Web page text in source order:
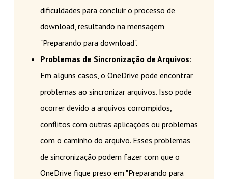
dificuldades para concluir o processo de
download, resultando na mensagem
"Preparando para download".
Problemas de Sincronização de Arquivos:
Em alguns casos, o OneDrive pode encontrar
problemas ao sincronizar arquivos. Isso pode
ocorrer devido a arquivos corrompidos,
conflitos com outras aplicações ou problemas
com o caminho do arquivo. Esses problemas
de sincronização podem fazer com que o
OneDrive fique preso em "Preparando para